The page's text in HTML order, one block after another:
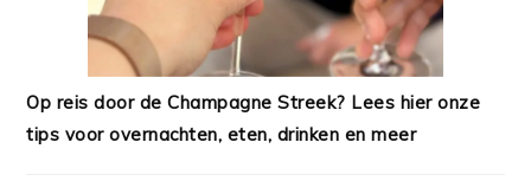
Op reis door de Champagne Streek? Lees hier onze
tips voor overnachten, eten, drinken en meer